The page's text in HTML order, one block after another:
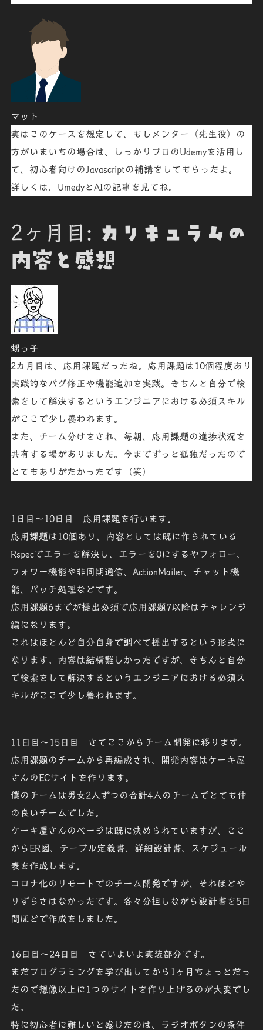
マット
実はこのケースを想定して、もしメンター（先生役）の
方がいまいちの場合は、しっかりプロのUdemyを活用し
て、初心者向けのJavascriptの補講をしてもらったよ。
詳しくは、UmedyとAIの記事を見てね。
2ヶ月目: カリキュラムの
内容と感想
甥っ子
2カ月目は、応用課題だったね。応用課題は10個程度あり
実践的なバグ修正や機能追加を実践。きちんと自分で検
索をして解決するというエンジニアにおける必須スキル
がここで少し養われます。
また、チーム分けをされ、毎朝、応用課題の進捗状況を
共有する場がありました。今までずっと孤独だったので
とてもありがたかったです（笑）
1日目～10日目
応用課題を行います。
応用課題は10個あり、内容としては既に作られている
Rspecでエラーを解決し、エラーを0にするやフォロー、
フォワー機能や非同期通信、ActionMailer、チャット機
能、バッチ処理などです。
応用課題6までが提出必須で応用課題7以降はチャレンジ
編になります。
これはほとんど自分自身で調べて提出するという形式に
なります。内容は結構難しかったですが、きちんと自分
で検索をして解決するというエンジニアにおける必須ス
キルがここで少し養われます。
11日目～15日目
さてここからチーム開発に移ります。
応用課題のチームから再編成され、開発内容はケーキ屋
さんのECサイトを作ります。
僕のチームは男女2人ずつの合計4人のチームでとても仲
の良いチームでした。
ケーキ屋さんのページは既に決められていますが、ここ
からER図、テーブル定義書、詳細設計書、スケジュール
表を作成します。
コロナ化のリモートでのチーム開発ですが、それほどや
りずらさはなかったです。各々分担しながら設計書を5日
間ほどで作成をしました。
16日目～24日目
さていよいよ実装部分です。
まだプログラミングを学び出してから1ヶ月ちょっとだっ
たので想像以上に1つのサイトを作り上げるのが大変でし
た。
特に初心者に難しいと感じたのは、ラジオボタンの条件